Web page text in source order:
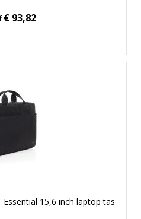
€ 93,82
Essential 15,6 inch laptop tas